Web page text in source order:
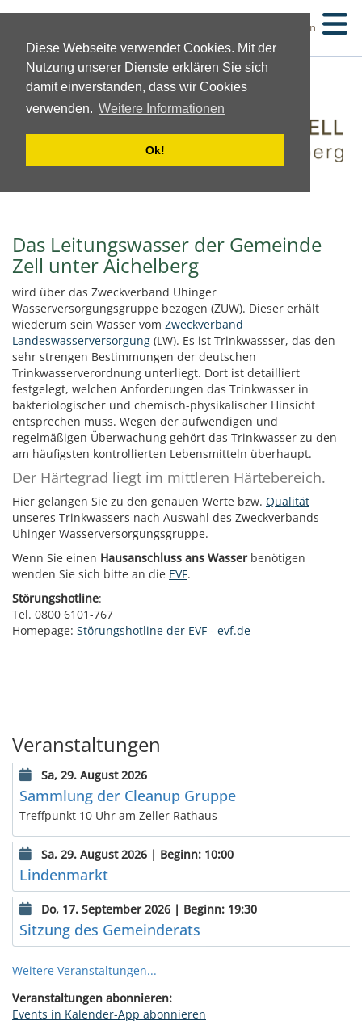
Diese Webseite verwendet Cookies. Mit der
Nutzung unserer Dienste erklären Sie sich
damit einverstanden, dass wir Cookies
verwenden. Weitere Informationen
Ok!
Suchen
Das Leitungswasser der Gemeinde
Zell unter Aichelberg
wird über das Zweckverband Uhinger
Wasserversorgungsgruppe bezogen (ZUW). Dieser erhält
wiederum sein Wasser vom Zweckverband
Landeswasserversorgung (LW). Es ist Trinkwassser, das den
sehr strengen Bestimmungen der deutschen
Trinkwasserverordnung unterliegt. Dort ist detailliert
festgelegt, welchen Anforderungen das Trinkwasser in
bakteriologischer und chemisch-physikalischer Hinsicht
entsprechen muss. Wegen der aufwendigen und
regelmäßigen Überwachung gehört das Trinkwasser zu den
am häufigsten kontrollierten Lebensmitteln überhaupt.
Der Härtegrad liegt im mittleren Härtebereich.
Hier gelangen Sie zu den genauen Werte bzw. Qualität
unseres Trinkwassers nach Auswahl des Zweckverbands
Uhinger Wasserversorgungsgruppe.
Wenn Sie einen Hausanschluss ans Wasserbenötigen
wenden Sie sich bitte an die EVF.
Störungshotline:
Tel. 0800 6101-767
Homepage: Störungshotline der EVF - evf.de
Veranstaltungen
Sa, 29. August 2026
Sammlung der Cleanup Gruppe
Treffpunkt 10 Uhr am Zeller Rathaus
Sa, 29. August 2026 | Beginn: 10:00
Lindenmarkt
Do, 17. September 2026 | Beginn: 19:30
Sitzung des Gemeinderats
Weitere Veranstaltungen...
Veranstaltungen abonnieren:
Events in Kalender-App abonnieren